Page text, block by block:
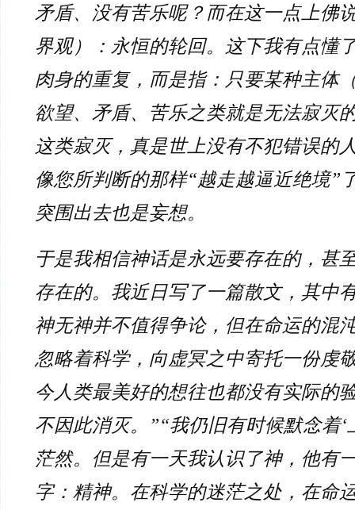
矛盾、没有苦乐呢？而在这一点上佛
界观）：永恒的轮回。这下我有点懂
肉身的重复，而是指：只要某种主体
欲望、矛盾、苦乐之类就是无法寂灭
这类寂灭，真是世上没有不犯错误的
像您所判断的那样“越走越逼近绝境”
突围出去也是妄想。
于是我相信神话是永远要存在的，甚
存在的。我近日写了一篇散文，其中
神无神并不值得争论，但在命运的混
忽略着科学，向虚冥之中寄托一份虔
今人类最美好的想往也都没有实际的
不因此消灭。”“我仍旧有时候默念着‘
茫然。但是有一天我认识了神，他有
字：精神。在科学的迷茫之处，在命